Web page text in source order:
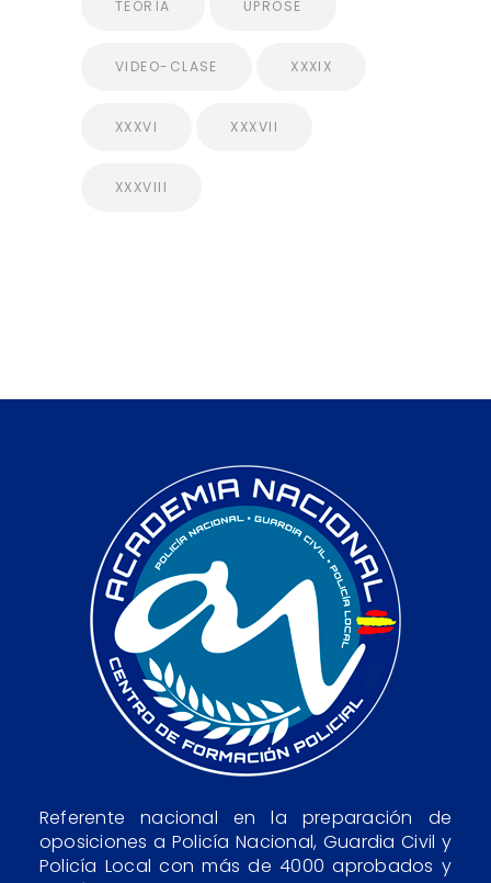
TEORÍA UPROSE
VIDEO-CLASE XXXIX
XXXVI XXXVII
XXXVIII
Referente nacional en la preparación de
oposiciones a Policía Nacional, Guardia Civil y
Policía Local con más de 4000 aprobados y